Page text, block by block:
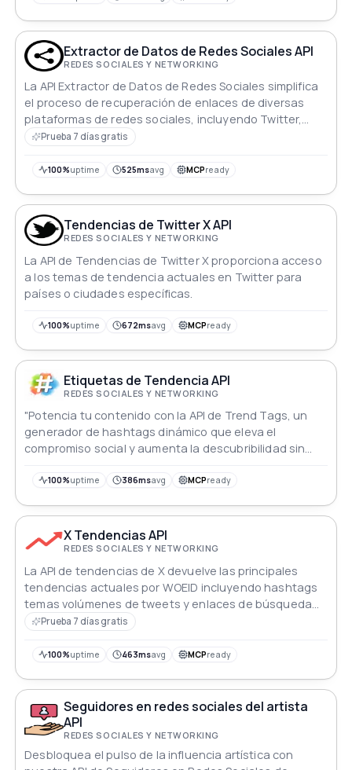
Extractor de Datos de Redes Sociales API
REDES SOCIALES Y NETWORKING
La API Extractor de Datos de Redes Sociales simplifica
el proceso de recuperación de enlaces de diversas
plataformas de redes sociales, incluyendo Twitter,
Instagram y Facebook.
Prueba 7 días gratis
100%uptime 525msavg MCPready
Tendencias de Twitter X API
REDES SOCIALES Y NETWORKING
La API de Tendencias de Twitter X proporciona acceso
a los temas de tendencia actuales en Twitter para
países o ciudades específicas.
100%uptime 672msavg MCPready
Etiquetas de Tendencia API
REDES SOCIALES Y NETWORKING
"Potencia tu contenido con la API de Trend Tags, un
generador de hashtags dinámico que eleva el
compromiso social y aumenta la descubribilidad sin
100%uptime 386msavg MCPready
X Tendencias API
REDES SOCIALES Y NETWORKING
La API de tendencias de X devuelve las principales
tendencias actuales por WOEID incluyendo hashtags
temas volúmenes de tweets y enlaces de búsqueda
en tiempo real
Prueba 7 días gratis
100%uptime 463msavg MCPready
Seguidores en redes sociales del artista
API
REDES SOCIALES Y NETWORKING
Desbloquea el pulso de la influencia artística con